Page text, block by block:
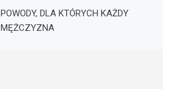
POWODY, DLA KTÓRYCH KAŻDY
MĘŻCZYZNA